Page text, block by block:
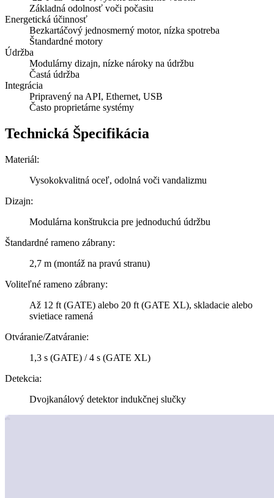
Základná odolnosť voči počasiu
Energetická účinnosť
Bezkartáčový jednosmerný motor, nízka spotreba
Štandardné motory
Údržba
Modulárny dizajn, nízke nároky na údržbu
Častá údržba
Integrácia
Pripravený na API, Ethernet, USB
Často proprietárne systémy
Technická Špecifikácia
Materiál:
Vysokokvalitná oceľ, odolná voči vandalizmu
Dizajn:
Modulárna konštrukcia pre jednoduchú údržbu
Štandardné rameno zábrany:
2,7 m (montáž na pravú stranu)
Voliteľné rameno zábrany:
Až 12 ft (GATE) alebo 20 ft (GATE XL), skladacie alebo
svietiace ramená
Otváranie/Zatváranie:
1,3 s (GATE) / 4 s (GATE XL)
Detekcia:
Dvojkanálový detektor indukčnej slučky